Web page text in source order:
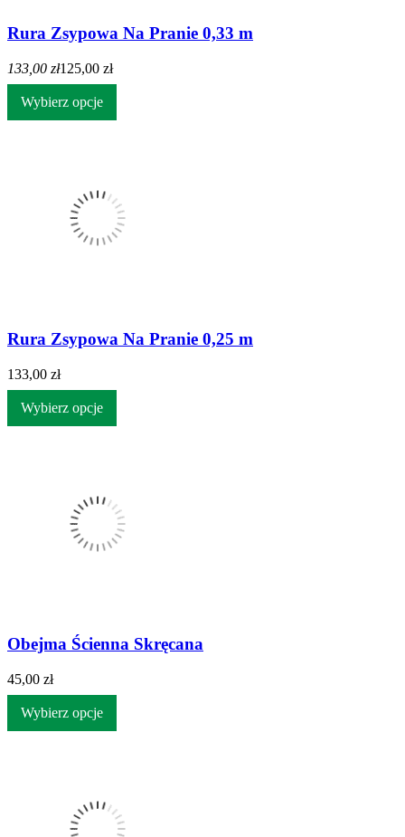
Rura Zsypowa Na Pranie 0,33 m
133,00 zł125,00 zł
Wybierz opcje
Rura Zsypowa Na Pranie 0,25 m
133,00 zł
Wybierz opcje
Obejma Ścienna Skręcana
45,00 zł
Wybierz opcje